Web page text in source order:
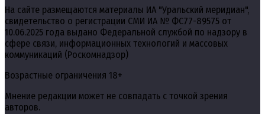
На сайте размещаются материалы ИА "Уральский меридиан",
свидетельство о регистрации СМИ ИА № ФС77-89575 от
10.06.2025 года выдано Федеральной службой по надзору в
сфере связи, информационных технологий и массовых
коммуникаций (Роскомнадзор)
Возрастные ограничения 18+
Мнение редакции может не совпадать с точкой зрения
авторов.